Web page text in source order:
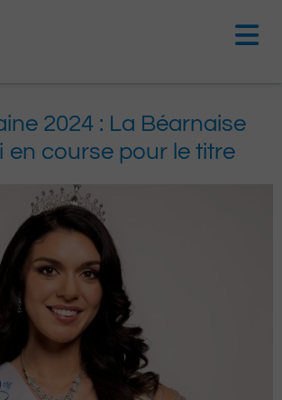
2024 : La Béarnaise
en course pour le titre